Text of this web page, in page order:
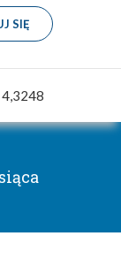
SIĘ
4,3248